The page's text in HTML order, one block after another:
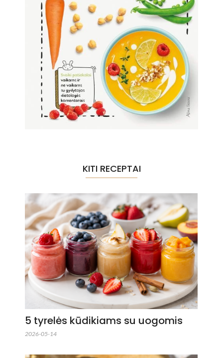
KITI RECEPTAI
5 tyrelės kūdikiams su uogomis
2026-05-14